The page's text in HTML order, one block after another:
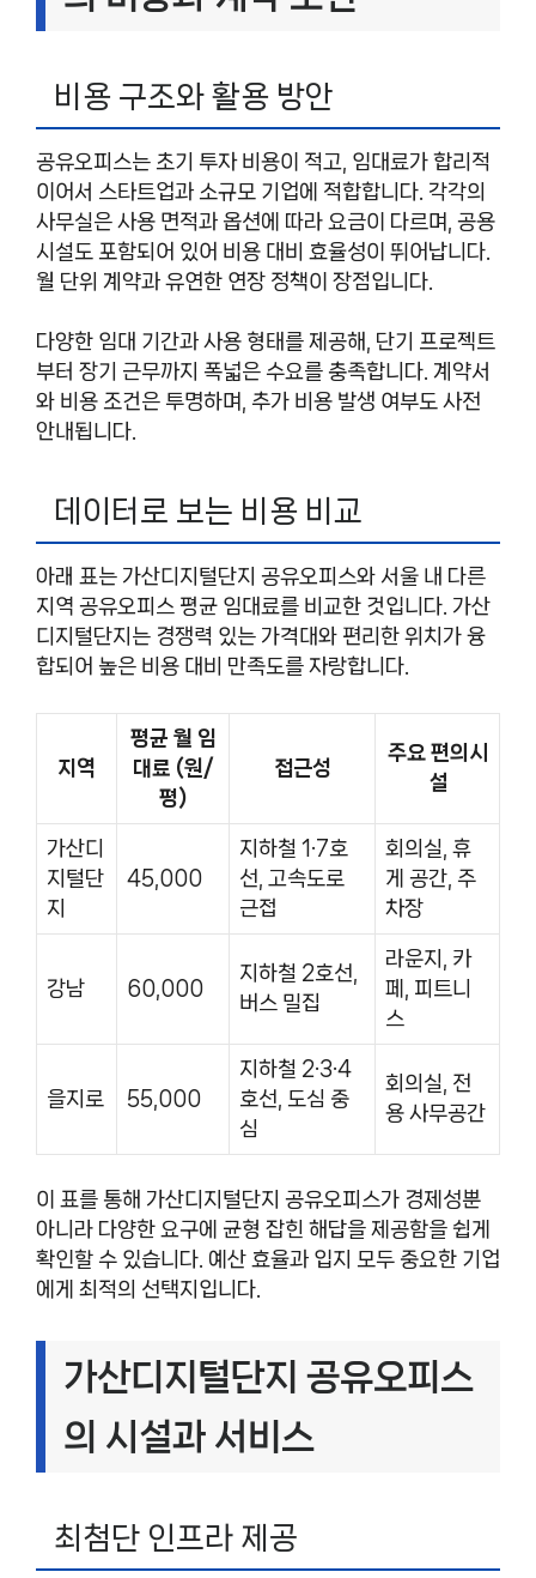
비용 구조와 활용 방안
공유오피스는 초기 투자 비용이 적고, 임대료가 합리적
이어서 스타트업과 소규모 기업에 적합합니다. 각각의
사무실은 사용 면적과 옵션에 따라 요금이 다르며, 공용
시설도 포함되어 있어 비용 대비 효율성이 뛰어납니다.
월 단위 계약과 유연한 연장 정책이 장점입니다.
다양한 임대 기간과 사용 형태를 제공해, 단기 프로젝트
부터 장기 근무까지 폭넓은 수요를 충족합니다. 계약서
와 비용 조건은 투명하며, 추가 비용 발생 여부도 사전
안내됩니다.
데이터로 보는 비용 비교
아래 표는 가산디지털단지 공유오피스와 서울 내 다른
지역 공유오피스 평균 임대료를 비교한 것입니다. 가산
디지털단지는 경쟁력 있는 가격대와 편리한 위치가 융
합되어 높은 비용 대비 만족도를 자랑합니다.
지역
평균 월 임
대료 (원/
평)
접근성
주요 편의시
설
가산디
지털단
지
45,000
지하철 1·7호
선, 고속도로
근접
회의실, 휴
게 공간, 주
차장
강남 60,000
지하철 2호선,
버스 밀집
라운지, 카
페, 피트니
스
을지로 55,000
지하철 2·3·4
호선, 도심 중
심
회의실, 전
용 사무공간
이 표를 통해 가산디지털단지 공유오피스가 경제성뿐
아니라 다양한 요구에 균형 잡힌 해답을 제공함을 쉽게
확인할 수 있습니다. 예산 효율과 입지 모두 중요한 기업
에게 최적의 선택지입니다.
가산디지털단지 공유오피스
의 시설과 서비스
최첨단 인프라 제공